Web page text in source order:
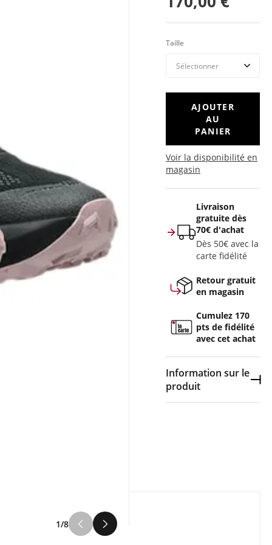
1/8
Taille
AJOUTER
AU
PANIER
Voir la disponibilité en
magasin
Livraison
gratuite dès
70€ d'achat
Dès 50€ avec la
carte fidélité
Retour gratuit
en magasin
Cumulez 170
pts de fidélité
avec cet achat
Information sur le
produit